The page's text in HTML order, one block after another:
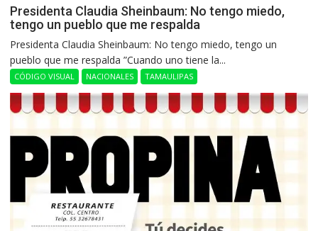
Presidenta Claudia Sheinbaum: No tengo miedo,
tengo un pueblo que me respalda
Presidenta Claudia Sheinbaum: No tengo miedo, tengo un
pueblo que me respalda ”Cuando uno tiene la...
CÓDIGO VISUAL NACIONALES TAMAULIPAS